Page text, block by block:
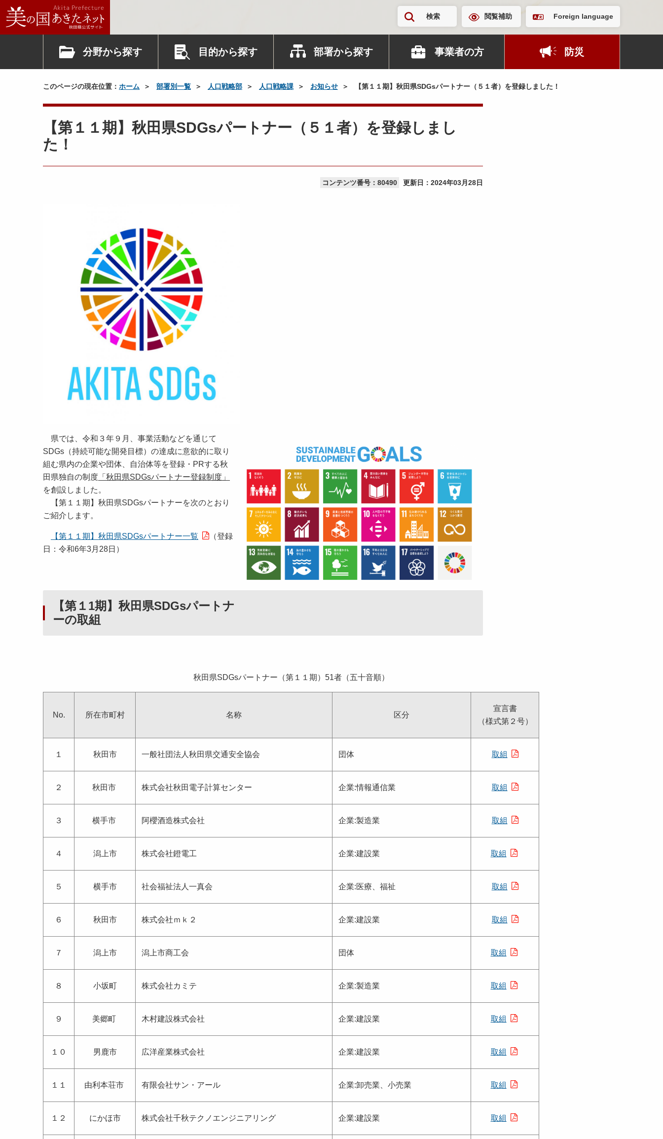
検索 閲覧補助 Foreign language
分野から探す 目的から探す 部署から探す 事業者の方 防災
このページの現在位置： ホーム 部署別一覧 人口戦略部 人口戦略課 お知らせ 【第１１期】秋田県SDGsパートナー（５１者）を登録しました！
【第１１期】秋田県SDGsパートナー（５１者）を登録しまし
た！
コンテンツ番号：80490 更新日： 2024年03月28日
県では、令和３年９月、事業活動などを通じて
SDGs（持続可能な開発目標）の達成に意欲的に取り
組む県内の企業や団体、自治体等を登録・PRする秋
田県独自の制度 「秋田県SDGsパートナー登録制度」
を創設しました。
【第１１期】秋田県SDGsパートナーを次のとおり
ご紹介します。
【第１１期】秋田県SDGsパートナー一覧
（登録
日：令和6年3月28日）
【第１1期】秋田県SDGsパートナ
ーの取組
秋田県SDGsパートナー（第１１期）51者（五十音順）
No. 所在市町村 名称 区分
宣言書
（様式第２号）
１ 秋田市 一般社団法人秋田県交通安全協会 団体 取組
２ 秋田市 株式会社秋田電子計算センター 企業:情報通信業 取組
３ 横手市 阿櫻酒造株式会社 企業:製造業 取組
４ 潟上市 株式会社鐙電工 企業:建設業 取組
５ 横手市 社会福祉法人一真会 企業:医療、福祉 取組
６ 秋田市 株式会社ｍｋ２ 企業:建設業 取組
７ 潟上市 潟上市商工会 団体 取組
８ 小坂町 株式会社カミテ 企業:製造業 取組
９ 美郷町 木村建設株式会社 企業:建設業 取組
１０ 男鹿市 広洋産業株式会社 企業:建設業 取組
１１ 由利本荘市 有限会社サン・アール 企業:卸売業、小売業 取組
１２ にかほ市 株式会社千秋テクノエンジニアリング 企業:建設業 取組